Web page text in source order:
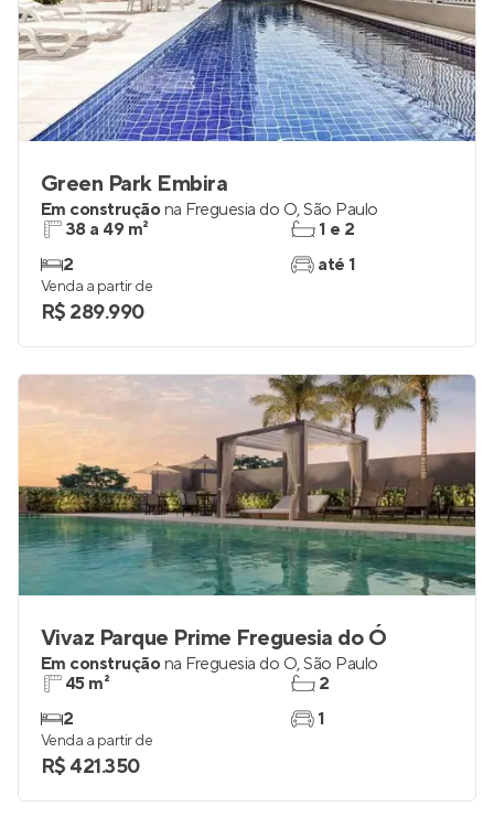
Green Park Embira
Em construçãona Freguesia do Ó,São Paulo
38 a 49 m²
2
1 e 2
até 1
Venda a partir de
R$ 289.990
Vivaz Parque Prime Freguesia do Ó
Em construçãona Freguesia do Ó,São Paulo
45 m²
2
2
1
Venda a partir de
R$ 421.350